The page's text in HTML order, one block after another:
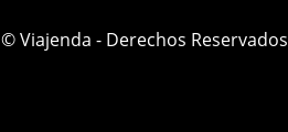
© Viajenda - Derechos